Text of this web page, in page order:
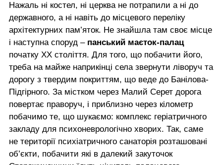
Нажаль ні костел, ні церква не потрапили а ні до
державного, а ні навіть до місцевого переліку
архітектурних пам’яток. Не знайшла там своє місце
і наступна споруд – панський маєток-палац
початку ХХ століття. Для того, що побачити його,
треба на майже наприкінці села звернути ліворуч та
дорогу з твердим покриттям, що веде до Банілова-
Підгірного. За містком через Малий Серет дорога
повертає праворуч, і приблизно через кілометр
побачимо те, що шукаємо: комплекс геріатричного
закладу для психоневрологічно хворих. Так, саме
не території психіатричного санаторія розташовані
об’єкти, побачити які в далекий закуточок